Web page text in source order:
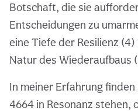
Botschaft, die sie
Entscheidungen zu
eine Tiefe der Resilienz
Natur des Wiederaufbaus
In meiner Erfahrung
4664 in Resonanz stehen,